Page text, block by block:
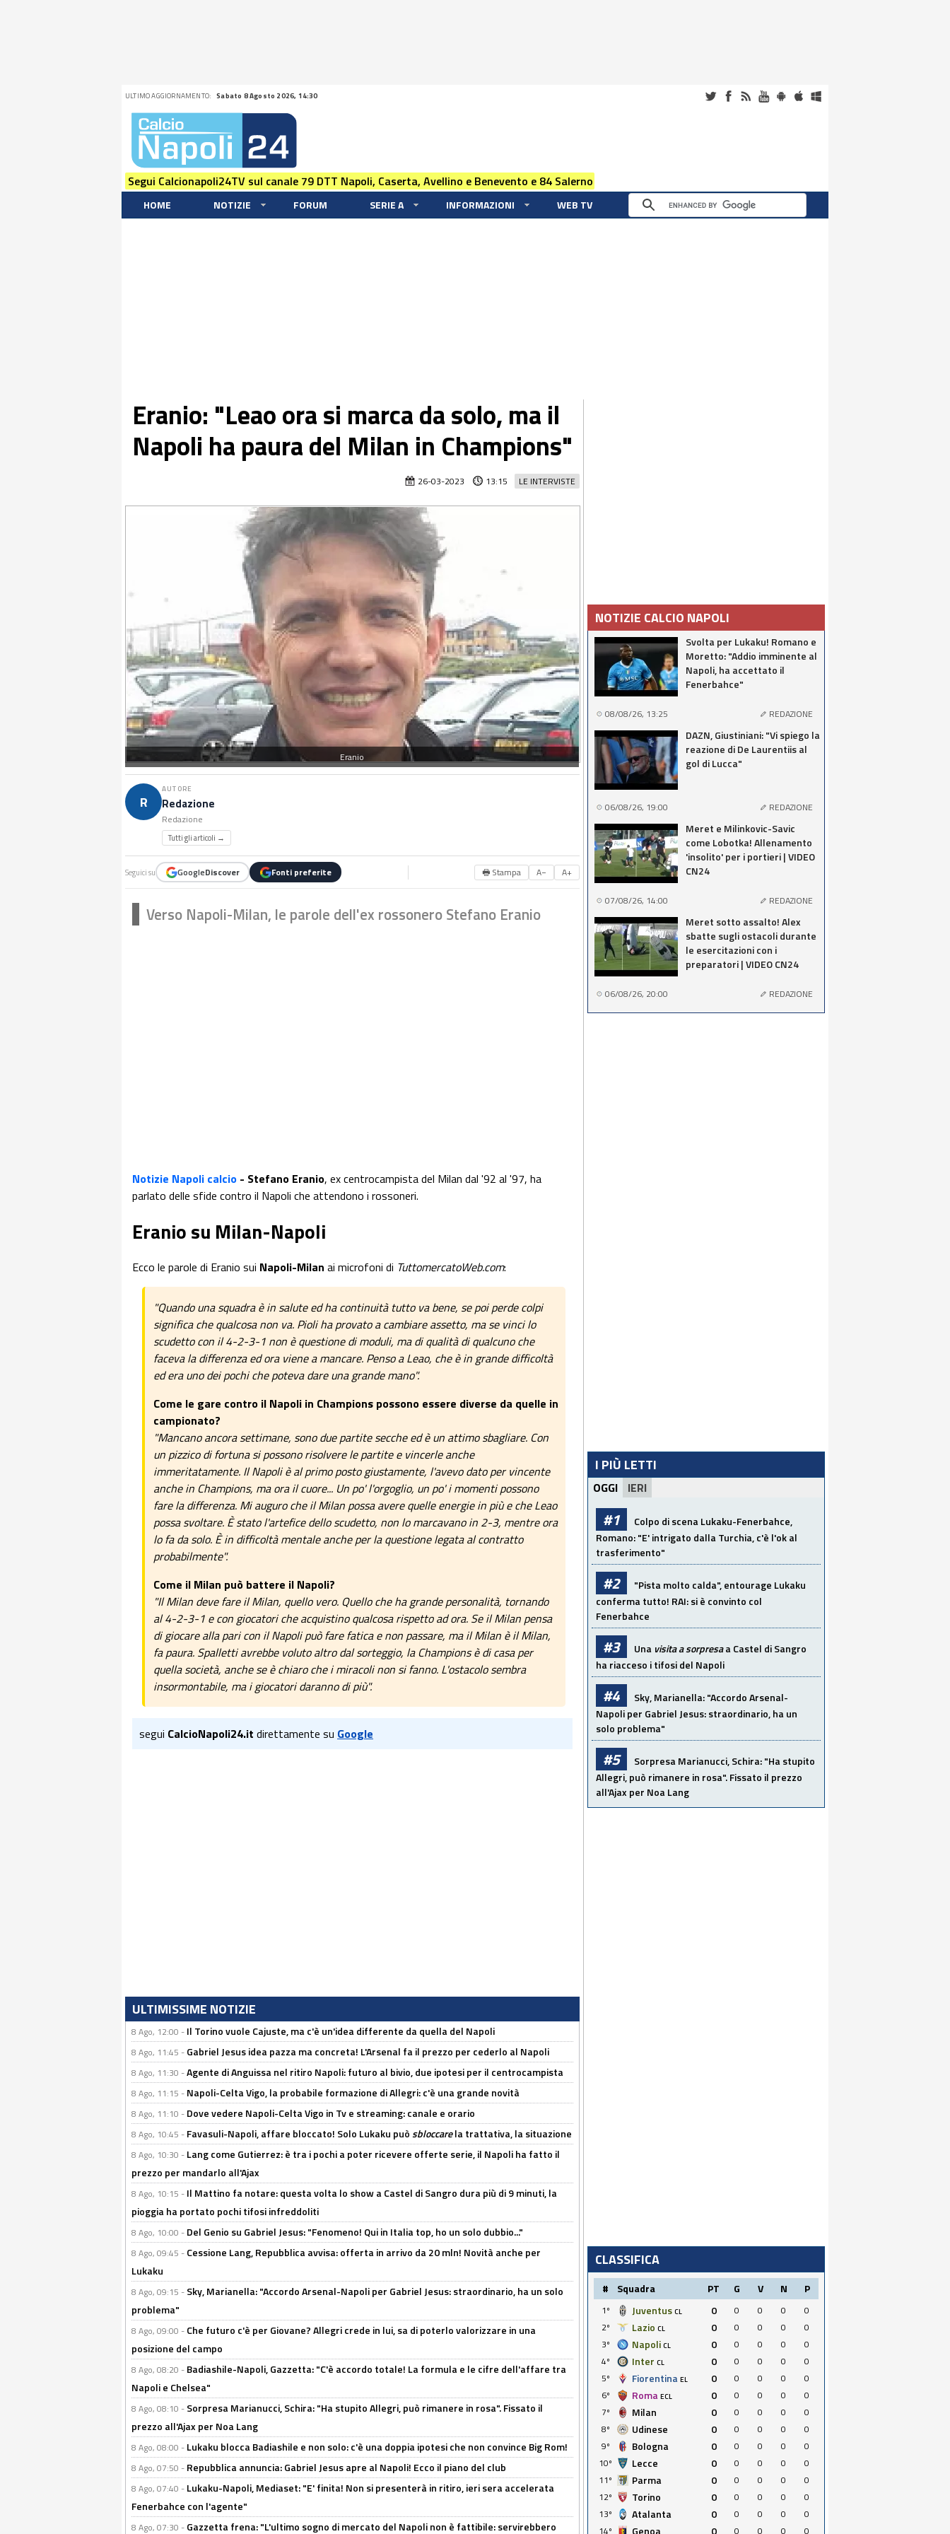
ULTIMO AGGIORNAMENTO: Sabato 8 Agosto 2026, 14:30
Segui Calcionapoli24TV sul canale 79 DTT Napoli, Caserta, Avellino e Benevento e 84 Salerno
HOME NOTIZIE FORUM SERIE A INFORMAZIONI WEB TV
Eranio: "Leao ora si marca da solo, ma il
Napoli ha paura del Milan in Champions"
LE INTERVISTE
26-03-2023 13:15
Eranio
R
AUTORE
Redazione
Redazione
Tutti gli articoli →
Seguici su GoogleDiscover Fonti preferite 🖶 Stampa A− A+
Verso Napoli-Milan, le parole dell'ex rossonero Stefano Eranio
Notizie Napoli calcio - Stefano Eranio, ex centrocampista del Milan dal '92 al '97, ha
parlato delle sfide contro il Napoli che attendono i rossoneri.
Eranio su Milan-Napoli
Ecco le parole di Eranio sui Napoli-Milan ai microfoni di TuttomercatoWeb.com:
"Quando una squadra è in salute ed ha continuità tutto va bene, se poi perde colpi
significa che qualcosa non va. Pioli ha provato a cambiare assetto, ma se vinci lo
scudetto con il 4-2-3-1 non è questione di moduli, ma di qualità di qualcuno che
faceva la differenza ed ora viene a mancare. Penso a Leao, che è in grande difficoltà
ed era uno dei pochi che poteva dare una grande mano".
Come le gare contro il Napoli in Champions possono essere diverse da quelle in
campionato?
"Mancano ancora settimane, sono due partite secche ed è un attimo sbagliare. Con
un pizzico di fortuna si possono risolvere le partite e vincerle anche
immeritatamente. Il Napoli è al primo posto giustamente, l'avevo dato per vincente
anche in Champions, ma ora il cuore... Un po' l'orgoglio, un po' i momenti possono
fare la differenza. Mi auguro che il Milan possa avere quelle energie in più e che Leao
possa svoltare. È stato l'artefice dello scudetto, non lo marcavano in 2-3, mentre ora
lo fa da solo. È in difficoltà mentale anche per la questione legata al contratto
probabilmente".
Come il Milan può battere il Napoli?
"Il Milan deve fare il Milan, quello vero. Quello che ha grande personalità, tornando
al 4-2-3-1 e con giocatori che acquistino qualcosa rispetto ad ora. Se il Milan pensa
di giocare alla pari con il Napoli può fare fatica e non passare, ma il Milan è il Milan,
fa paura. Spalletti avrebbe voluto altro dal sorteggio, la Champions è di casa per
quella società, anche se è chiaro che i miracoli non si fanno. L'ostacolo sembra
insormontabile, ma i giocatori daranno di più".
segui CalcioNapoli24.it direttamente su Google
ULTIMISSIME NOTIZIE
8 Ago, 12:00 - Il Torino vuole Cajuste, ma c'è un'idea differente da quella del Napoli
8 Ago, 11:45 - Gabriel Jesus idea pazza ma concreta! L'Arsenal fa il prezzo per cederlo al Napoli
8 Ago, 11:30 -Agente di Anguissa nel ritiro Napoli: futuro al bivio, due ipotesi per il centrocampista
8 Ago, 11:15 - Napoli-Celta Vigo, la probabile formazione di Allegri: c'è una grande novità
8 Ago, 11:10 - Dove vedere Napoli-Celta Vigo in Tv e streaming: canale e orario
8 Ago, 10:45 - Favasuli-Napoli, affare bloccato! Solo Lukaku puòsbloccarela trattativa, la situazione
8 Ago, 10:30 - Lang come Gutierrez: è tra i pochi a poter ricevere offerte serie, il Napoli ha fatto il
prezzo per mandarlo all'Ajax
8 Ago, 10:15 - Il Mattino fa notare: questa volta lo show a Castel di Sangro dura più di 9 minuti, la
pioggia ha portato pochi tifosi infreddoliti
8 Ago, 10:00 - Del Genio su Gabriel Jesus: "Fenomeno! Qui in Italia top, ho un solo dubbio..."
8 Ago, 09:45 - Cessione Lang, Repubblica avvisa: offerta in arrivo da 20 mln! Novità anche per
Lukaku
8 Ago, 09:15 - Sky, Marianella: "Accordo Arsenal-Napoli per Gabriel Jesus: straordinario, ha un solo
problema"
8 Ago, 09:00 - Che futuro c'è per Giovane? Allegri crede in lui, sa di poterlo valorizzare in una
posizione del campo
8 Ago, 08:20 - Badiashile-Napoli, Gazzetta: "C'è accordo totale! La formula e le cifre dell'affare tra
Napoli e Chelsea"
8 Ago, 08:10 - Sorpresa Marianucci, Schira: "Ha stupito Allegri, può rimanere in rosa". Fissato il
prezzo all'Ajax per Noa Lang
8 Ago, 08:00 - Lukaku blocca Badiashile e non solo: c'è una doppia ipotesi che non convince Big Rom!
8 Ago, 07:50 - Repubblica annuncia: Gabriel Jesus apre al Napoli! Ecco il piano del club
8 Ago, 07:40 - Lukaku-Napoli, Mediaset: "E' finita! Non si presenterà in ritiro, ieri sera accelerata
Fenerbahce con l'agente"
8 Ago, 07:30 - Gazzetta frena: "L'ultimo sogno di mercato del Napoli non è fattibile: servirebbero
NOTIZIE CALCIO NAPOLI
Svolta per Lukaku! Romano e
Moretto: "Addio imminente al
Napoli, ha accettato il
Fenerbahce"
08/08/26, 13:25 REDAZIONE
DAZN, Giustiniani: "Vi spiego la
reazione di De Laurentiis al
gol di Lucca"
06/08/26, 19:00 REDAZIONE
Meret e Milinkovic-Savic
come Lobotka! Allenamento
'insolito' per i portieri | VIDEO
CN24
07/08/26, 14:00 REDAZIONE
Meret sotto assalto! Alex
sbatte sugli ostacoli durante
le esercitazioni con i
preparatori | VIDEO CN24
06/08/26, 20:00 REDAZIONE
I PIÙ LETTI
OGGI IERI
#1
Colpo di scena Lukaku-Fenerbahce,
Romano: "E' intrigato dalla Turchia, c'è l'ok al
trasferimento"
#2
"Pista molto calda", entourage Lukaku
conferma tutto! RAI: si è convinto col
Fenerbahce
#3 Una visita a sorpresaa Castel di Sangro
ha riacceso i tifosi del Napoli
#4
Sky, Marianella: "Accordo Arsenal-
Napoli per Gabriel Jesus: straordinario, ha un
solo problema"
#5
Sorpresa Marianucci, Schira: "Ha stupito
Allegri, può rimanere in rosa". Fissato il prezzo
all'Ajax per Noa Lang
CLASSIFICA
# Squadra PT G V N P
1º Juventus CL 0 0 0 0
0
2º
Lazio CL 0 0 0 0
0
3º
Napoli CL 0 0 0 0
0
4º
Inter CL 0 0 0 0
0
5º
Fiorentina EL 0 0 0 0
0
6º
Roma ECL 0 0 0 0
0
7º
Milan 0 0 0 0
0
8º
Udinese 0 0 0 0
0
9º
Bologna 0 0 0 0
0
10º
Lecce 0 0 0 0
0
11º
Parma 0 0 0 0
0
12º
Torino 0 0 0 0
0
13º
Atalanta 0 0 0 0
0
14º
Genoa 0 0 0 0 0